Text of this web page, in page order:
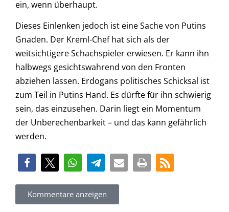
ein, wenn überhaupt.
Dieses Einlenken jedoch ist eine Sache von Putins
Gnaden. Der Kreml-Chef hat sich als der
weitsichtigere Schachspieler erwiesen. Er kann ihn
halbwegs gesichtswahrend von den Fronten
abziehen lassen. Erdogans politisches Schicksal ist
zum Teil in Putins Hand. Es dürfte für ihn schwierig
sein, das einzusehen. Darin liegt ein Momentum
der Unberechenbarkeit – und das kann gefährlich
werden.
Kommentare anzeigen